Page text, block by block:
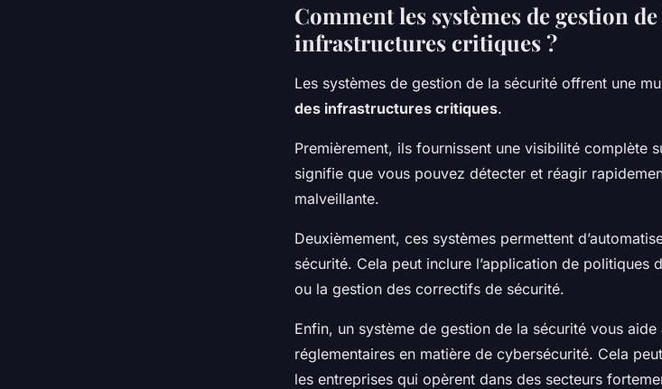
Comment les systèmes de gestion
infrastructures critiques ?
Les systèmes de gestion de la sécurité offrent une
des infrastructures critiques.
Premièrement, ils fournissent une visibilité complète
signifie que vous pouvez détecter et réagir
malveillante.
Deuxièmement, ces systèmes permettent
sécurité. Cela peut inclure l’application de politiques
ou la gestion des correctifs de sécurité.
Enfin, un système de gestion de la sécurité vous
réglementaires en matière de cybersécurité. Cela
les entreprises qui opèrent dans des secteurs